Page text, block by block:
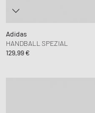
Adidas
HANDBALL SPEZIAL
129,99 €